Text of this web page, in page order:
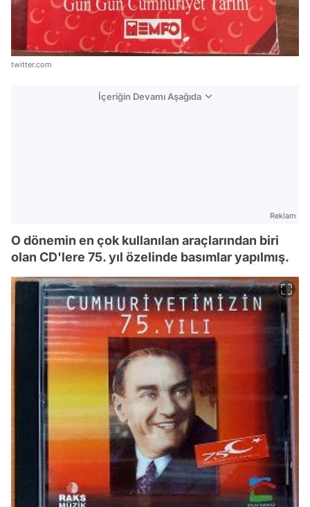
twitter.com
İçeriğin Devamı Aşağıda
Reklam
O dönemin en çok kullanılan araçlarından biri
olan CD'lere 75. yıl özelinde basımlar yapılmış.